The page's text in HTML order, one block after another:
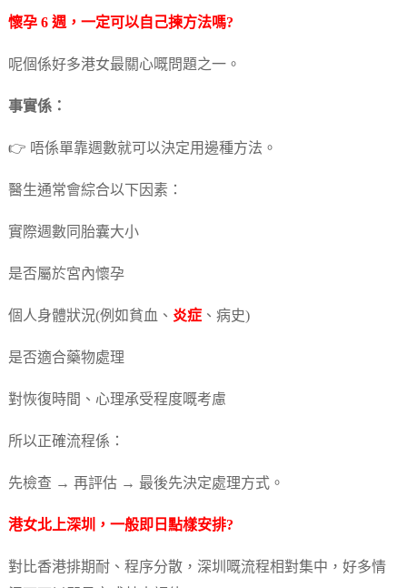
懷孕 6 週，一定可以自己揀方法嗎?
呢個係好多港女最關心嘅問題之一。
事實係：
👉 唔係單靠週數就可以決定用邊種方法。
醫生通常會綜合以下因素：
實際週數同胎囊大小
是否屬於宮內懷孕
個人身體狀況(例如貧血、 炎症、病史)
是否適合藥物處理
對恢復時間、心理承受程度嘅考慮
所以正確流程係：
先檢查 → 再評估 → 最後先決定處理方式。
港女北上深圳，一般即日點樣安排?
對比香港排期耐、程序分散，深圳嘅流程相對集中，好多情